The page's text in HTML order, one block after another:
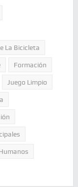
La Bicicleta
Formación
Juego Limpio